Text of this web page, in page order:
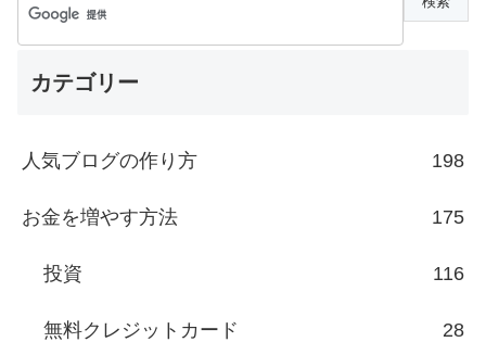
カテゴリー
人気ブログの作り方 198
お金を増やす方法 175
投資 116
無料クレジットカード 28